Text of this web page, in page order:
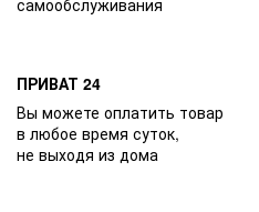
ПРИВАТ 24
Вы можете оплатить товар
в любое время суток,
не выходя из дома